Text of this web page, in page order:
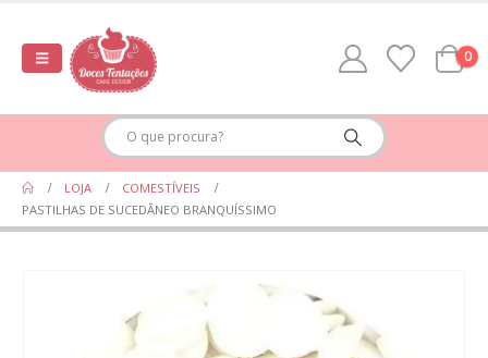
0
LOJA
COMESTÍVEIS
PASTILHAS DE SUCEDÂNEO BRANQUÍSSIMO